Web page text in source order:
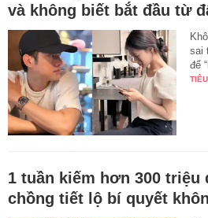
và không biết bắt đầu từ
sai
để
1 tuần kiếm hơn 300 triệu
chồng tiết lộ bí quyết